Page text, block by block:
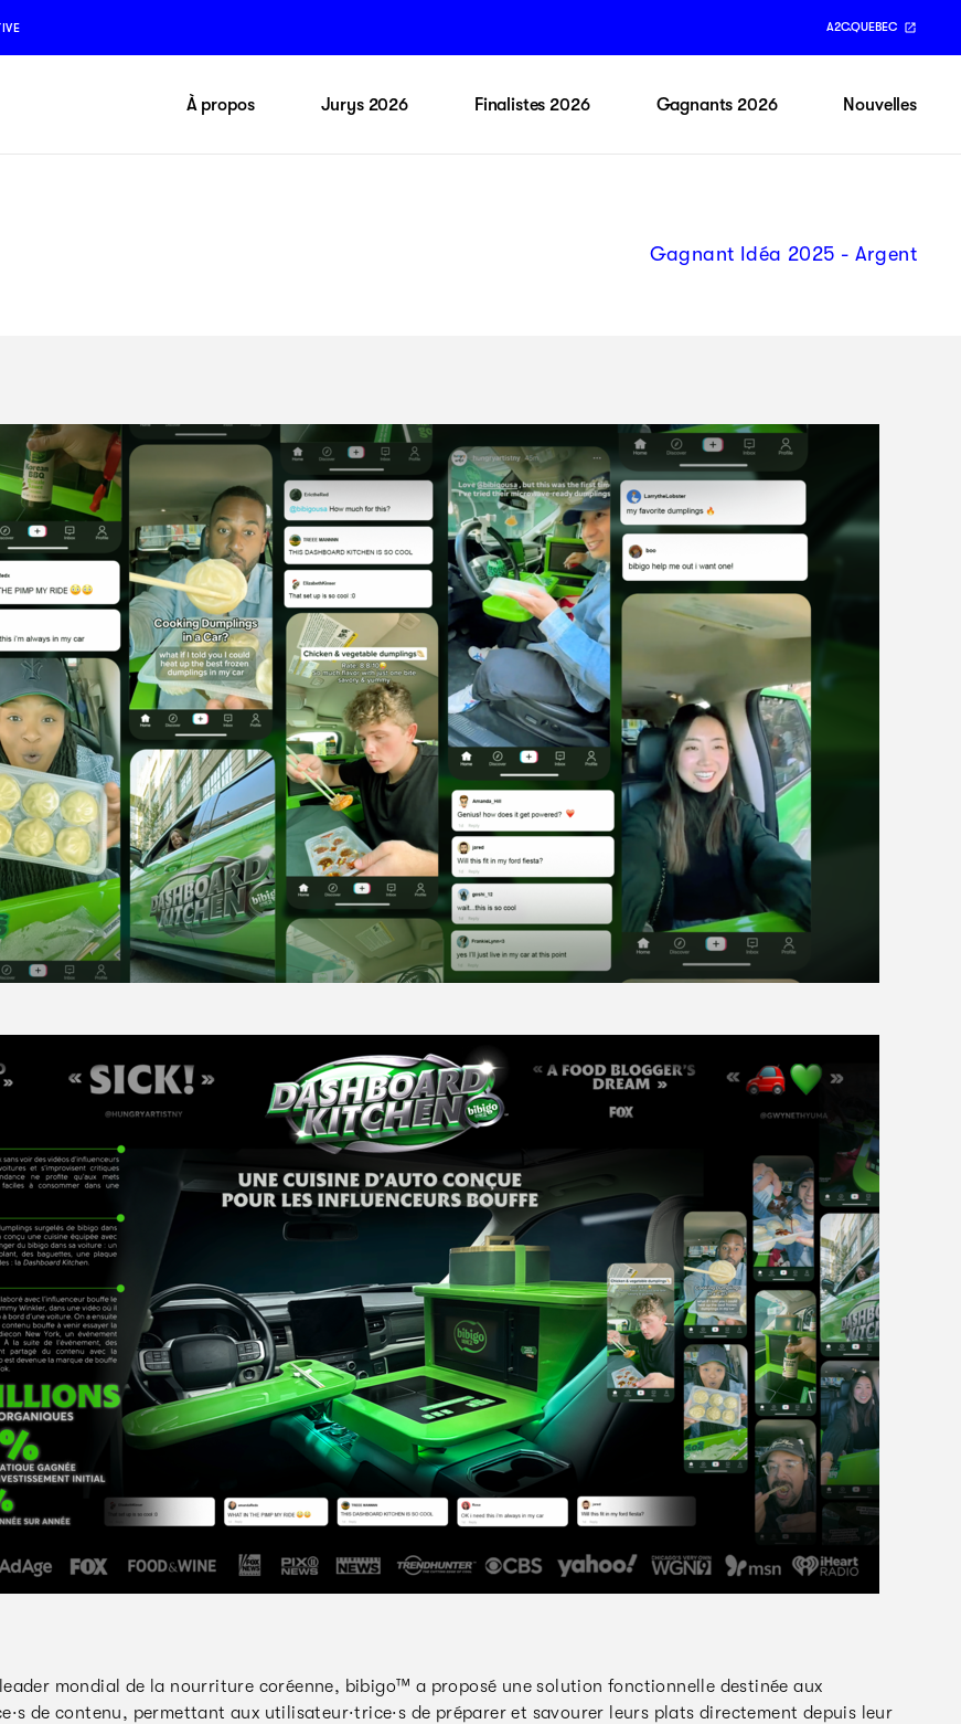
A2C.QUEBEC
À propos Jurys 2026 Finalistes 2026 Gagnants 2026 Nouvelles
Gagnant Idéa 2025 - Argent
mondial de la nourriture coréenne, bibigo™ a proposé une solution fonctionnelle destinée aux
de contenu, permettant aux utilisateur·trice·s de préparer et savourer leurs plats directement depuis leur